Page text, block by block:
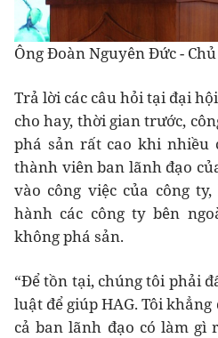
Ông Đoàn Nguyên Đức -
Trả lời các câu hỏi tại đại
cho hay, thời gian trước,
phá sản rất cao khi nhiều
thành viên ban lãnh đạo
vào công việc của công
hành các công ty bên
không phá sản.
“Để tồn tại, chúng tôi phải
luật để giúp HAG. Tôi
cả ban lãnh đạo có làm